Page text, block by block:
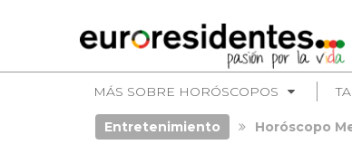
MÁS SOBRE HORÓSCOPOS
Entretenimiento Horóscopo